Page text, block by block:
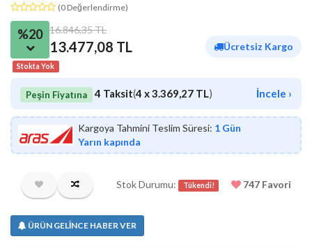
(0 Değerlendirme)
%20 16.846,35 TL
13.477,08 TL
Stokta Yok
Ücretsiz Kargo
Peşin Fiyatına 4 Taksit(4 x 3.369,27 TL) İncele ›
Kargoya Tahmini Teslim Süresi: 1 Gün
Yarın kapında
Stok Durumu: Tükendi! 747 Favori
ÜRÜN GELİNCE HABER VER